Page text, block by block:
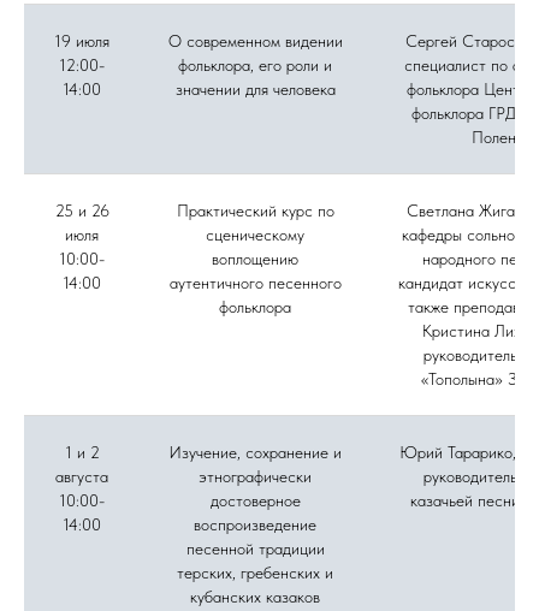
19 июля
12:00-
14:00
О современном видении
фольклора, его роли и
значении для человека
Сергей
специалист по
фольклора Центра
фольклора
Поленова
25 и 26
июля
10:00-
14:00
Практический курс по
сценическому
воплощению
аутентичного песенного
фольклора
Светлана
кафедры сольного
народного
кандидат
также
Кристина
руководитель
«Тополына» Зоя
1 и 2
августа
10:00-
14:00
Изучение, сохранение и
этнографически
достоверное
воспроизведение
песенной традиции
терских, гребенских и
кубанских казаков
Юрий Тарарико,
руководитель
казачьей песни